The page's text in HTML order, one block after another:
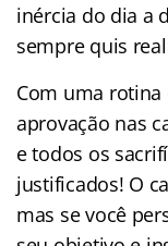
inércia do dia a
sempre quis
Com uma rotina
aprovação nas
e todos os
justificados! O
mas se você